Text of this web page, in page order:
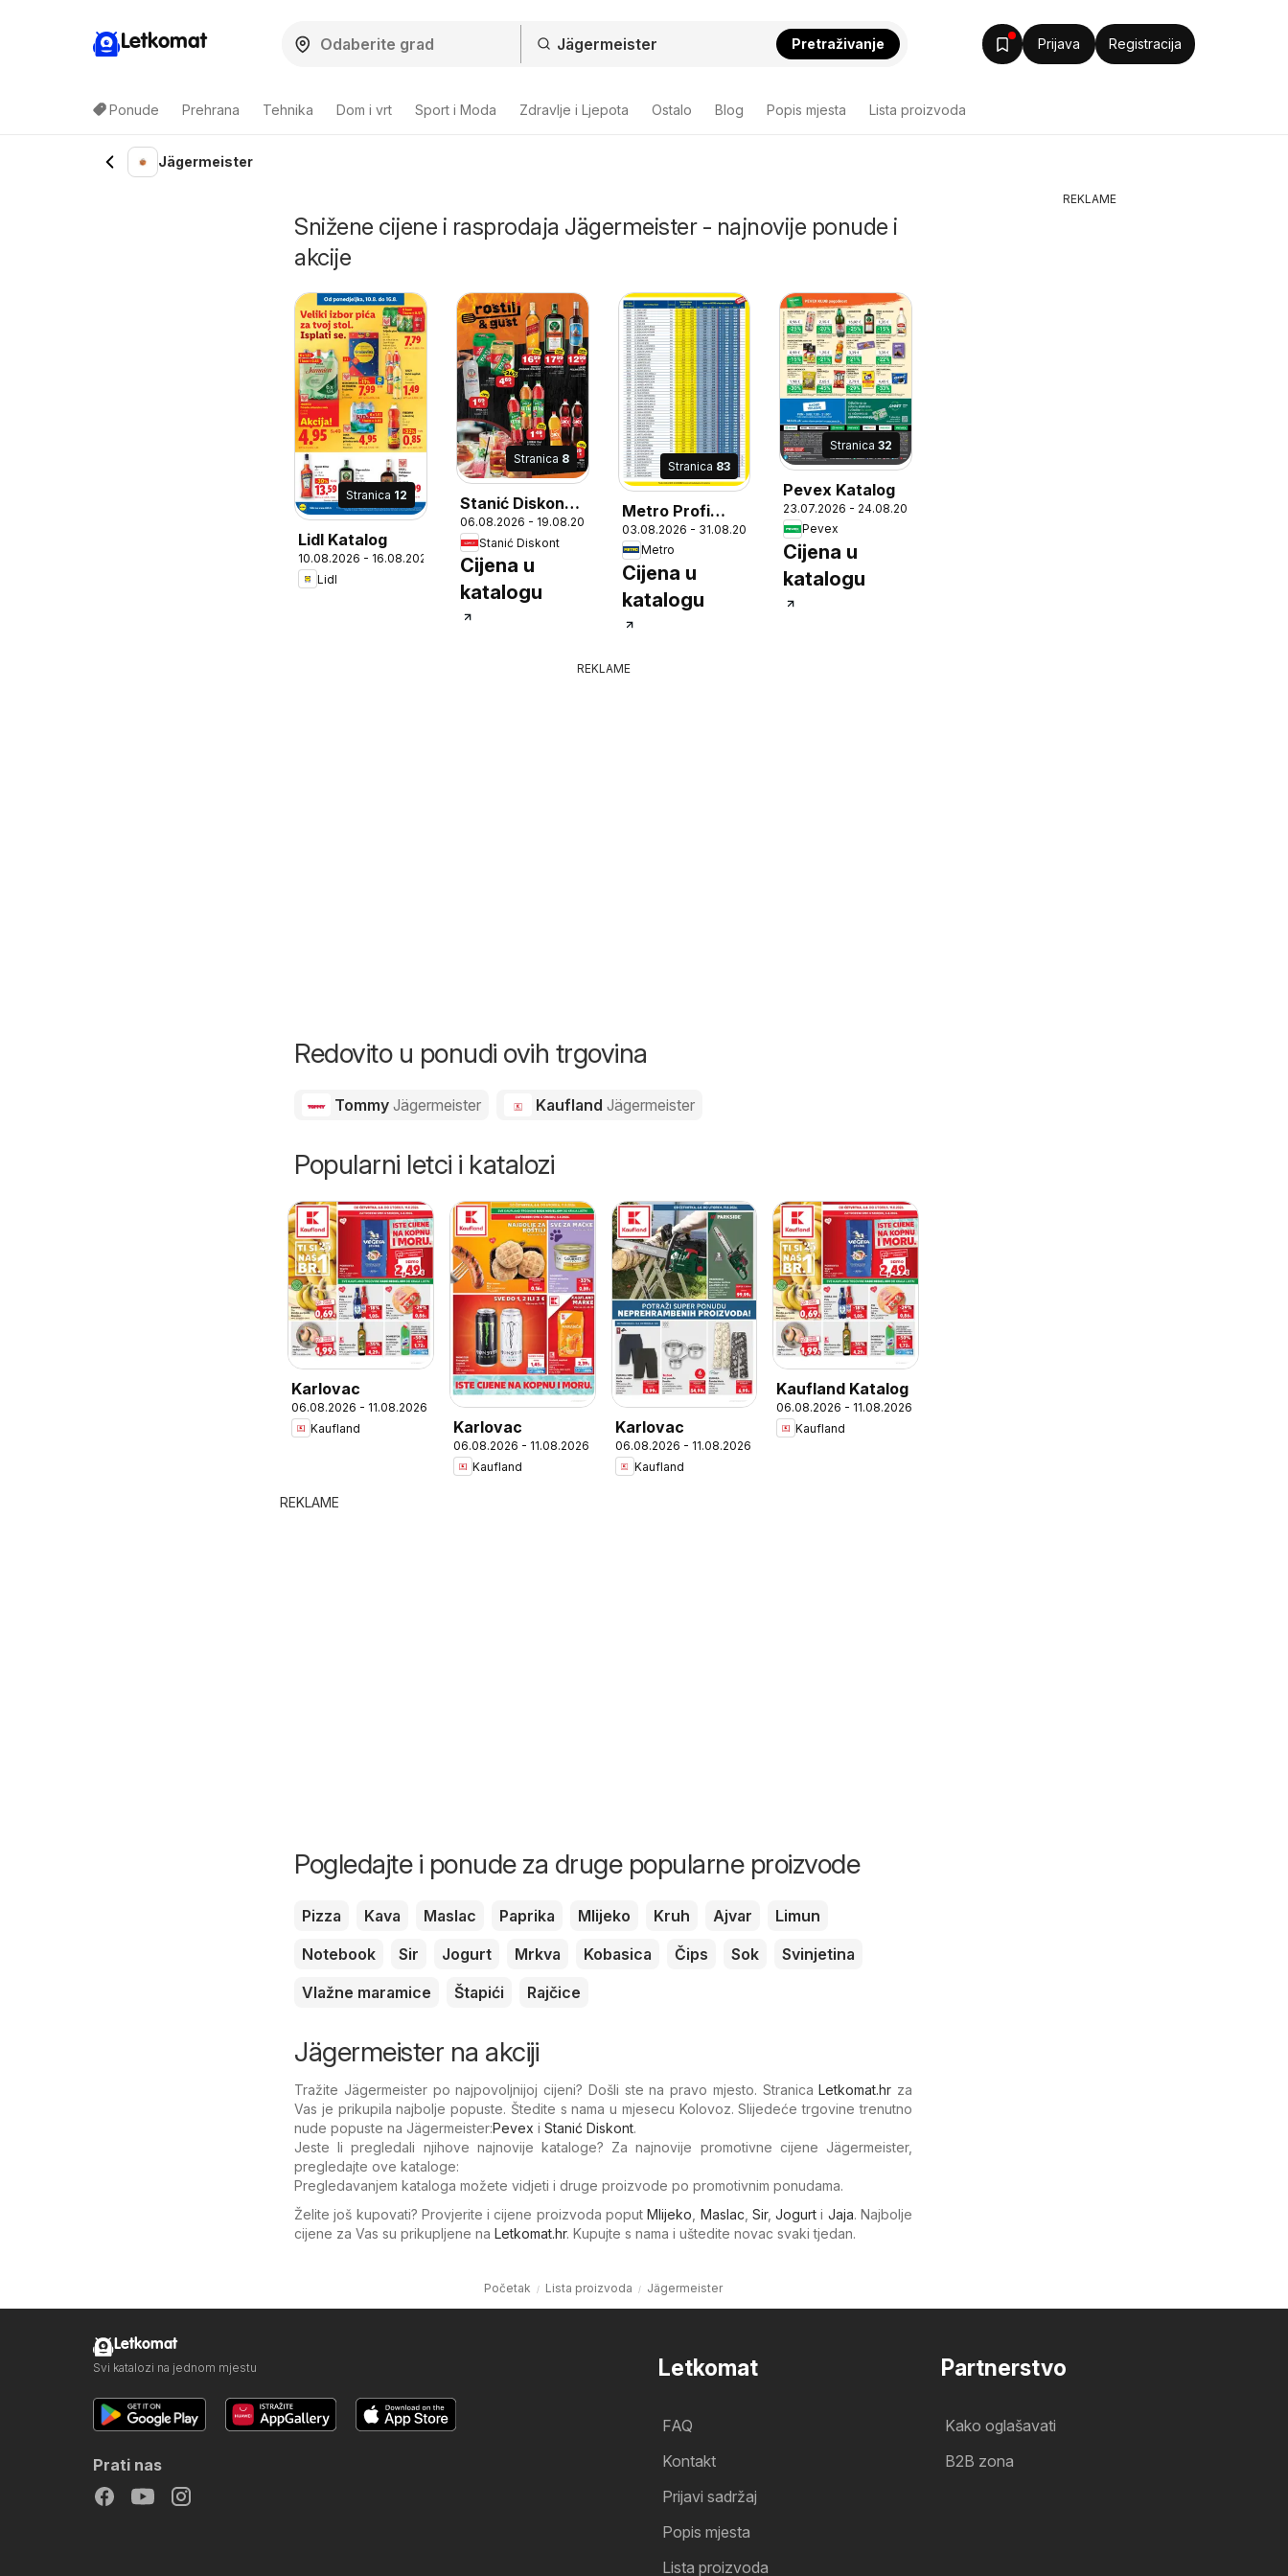
Letkomat Pretraživanje Prijava Registracija
Ponude Prehrana Tehnika Dom i vrt Sport i Moda Zdravlje i Ljepota Ostalo Blog Popis mjesta Lista proizvoda
Jägermeister
Snižene cijene i rasprodaja Jägermeister - najnovije ponude i
akcije
Stranica 12
Lidl Katalog
10.08.2026 - 16.08.2026
Lidl
Stranica 8
Stanić Diskont
Katalog
06.08.2026 - 19.08.2026
Stanić Diskont
Cijena u
katalogu
Stranica 83
Metro Profi
cijena
03.08.2026 - 31.08.2026
Metro
Cijena u
katalogu
Stranica 32
Pevex Katalog
23.07.2026 - 24.08.2026
Pevex
Cijena u
katalogu
REKLAME
Redovito u ponudi ovih trgovina
Tommy Jägermeister KauflandJägermeister
Popularni letci i katalozi
Karlovac
06.08.2026 - 11.08.2026
Kaufland
Karlovac
06.08.2026 - 11.08.2026
Kaufland
Karlovac
06.08.2026 - 11.08.2026
Kaufland
Kaufland Katalog
06.08.2026 - 11.08.2026
Kaufland
REKLAME
Pogledajte i ponude za druge popularne proizvode
Pizza Kava Maslac Paprika Mlijeko Kruh Ajvar
Limun
Notebook
Sir Jogurt Mrkva Kobasica Čips Sok
Svinjetina
Vlažne maramice
Štapići Rajčice
Jägermeister na akciji
Tražite Jägermeister po najpovoljnijoj cijeni? Došli ste na pravo mjesto. StranicaLetkomat.hr za
Vas je prikupila najbolje popuste. Štedite s nama u mjesecu Kolovoz. Slijedeće trgovine trenutno
nude popuste na Jägermeister:Pevex i Stanić Diskont.
Jeste li pregledali njihove najnovije kataloge? Za najnovije promotivne cijene Jägermeister,
pregledajte ove kataloge:
Pregledavanjem kataloga možete vidjeti i druge proizvode po promotivnim ponudama.
Želite još kupovati? Provjerite i cijene proizvoda poputMlijeko Maslac Sir,Jogurt i Jaja. Najbolje
cijene za Vas su prikupljene na Letkomat.hr. Kupujte s nama i uštedite novac svaki tjedan.
Početak Lista proizvoda Jägermeister
REKLAME
Letkomat
FAQ
Kontakt
Prijavi sadržaj
Popis mjesta
Lista proizvoda
Partnerstvo
Kako oglašavati
B2B zona
Letkomat
Svi katalozi na jednom mjestu
Prati nas